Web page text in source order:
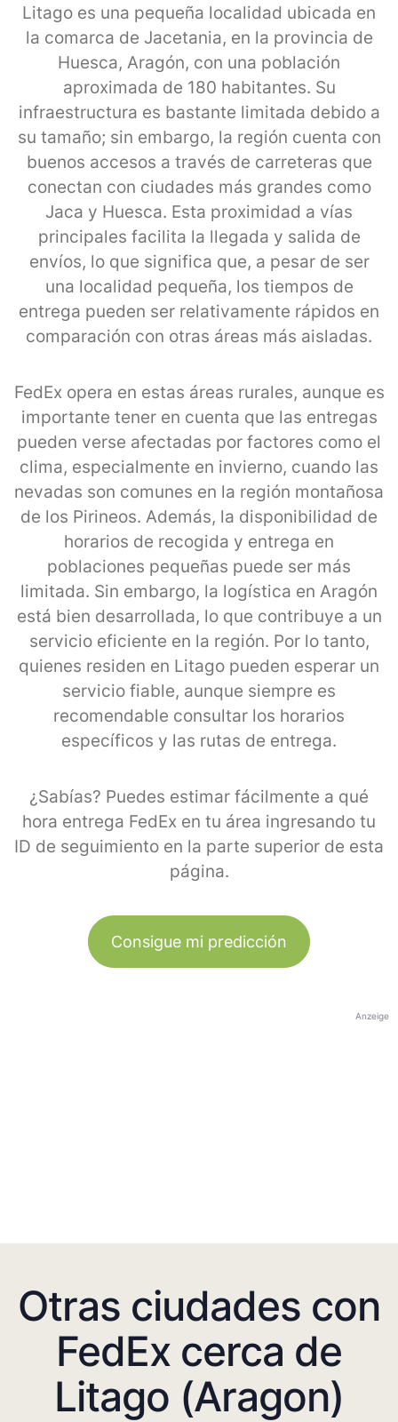
Litago es una pequeña localidad ubicada en
la comarca de Jacetania, en la provincia de
Huesca, Aragón, con una población
aproximada de 180 habitantes. Su
infraestructura es bastante limitada debido a
su tamaño; sin embargo, la región cuenta con
buenos accesos a través de carreteras que
conectan con ciudades más grandes como
Jaca y Huesca. Esta proximidad a vías
principales facilita la llegada y salida de
envíos, lo que significa que, a pesar de ser
una localidad pequeña, los tiempos de
entrega pueden ser relativamente rápidos en
comparación con otras áreas más aisladas.
FedEx opera en estas áreas rurales, aunque es
importante tener en cuenta que las entregas
pueden verse afectadas por factores como el
clima, especialmente en invierno, cuando las
nevadas son comunes en la región montañosa
de los Pirineos. Además, la disponibilidad de
horarios de recogida y entrega en
poblaciones pequeñas puede ser más
limitada. Sin embargo, la logística en Aragón
está bien desarrollada, lo que contribuye a un
servicio eficiente en la región. Por lo tanto,
quienes residen en Litago pueden esperar un
servicio fiable, aunque siempre es
recomendable consultar los horarios
específicos y las rutas de entrega.
¿Sabías? Puedes estimar fácilmente a qué
hora entrega FedEx en tu área ingresando tu
ID de seguimiento en la parte superior de esta
página.
Consigue mi predicción
Anzeige
Otras ciudades con
FedEx cerca de
Litago (Aragon)